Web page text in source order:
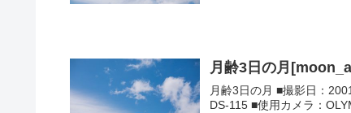
月齢3日の月
月齢3日の月 ■撮影日：
DS-115 ■使用カメラ：